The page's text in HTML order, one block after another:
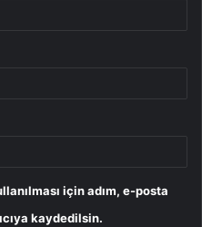
için adım, e-posta
kaydedilsin.